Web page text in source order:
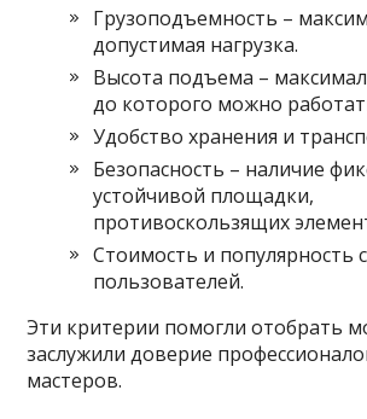
Грузоподъемность –
допустимая нагрузка.
Высота подъема –
до которого можно
Удобство хранения и
Безопасность – наличие
устойчивой площадки,
противоскользящих
Стоимость и популярность
пользователей.
Эти критерии помогли отобрать
заслужили доверие
мастеров.